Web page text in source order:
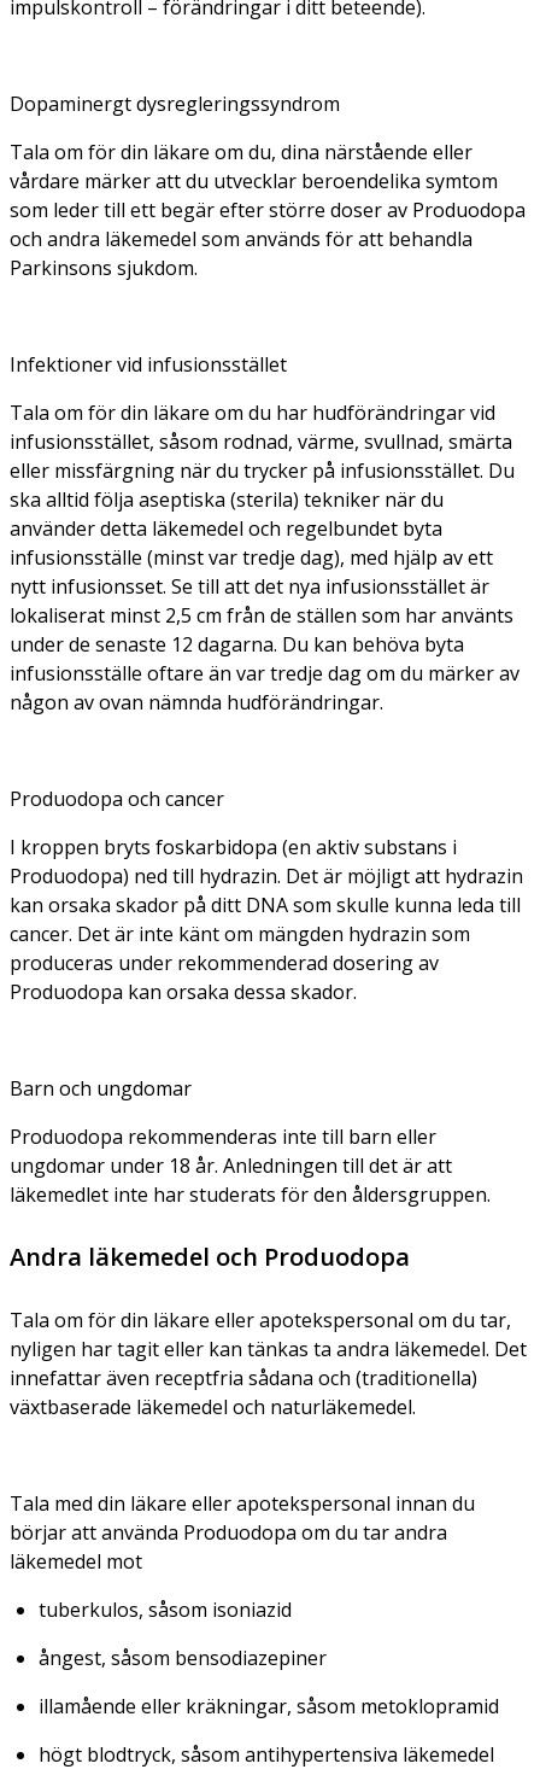
impulskontroll – förändringar i ditt beteende).
Dopaminergt dysregleringssyndrom
Tala om för din läkare om du, dina närstående eller
vårdare märker att du utvecklar beroendelika symtom
som leder till ett begär efter större doser av Produodopa
och andra läkemedel som används för att behandla
Parkinsons sjukdom.
Infektioner vid infusionsstället
Tala om för din läkare om du har hudförändringar vid
infusionsstället, såsom rodnad, värme, svullnad, smärta
eller missfärgning när du trycker på infusionsstället. Du
ska alltid följa aseptiska (sterila) tekniker när du
använder detta läkemedel och regelbundet byta
infusionsställe (minst var tredje dag), med hjälp av ett
nytt infusionsset. Se till att det nya infusionsstället är
lokaliserat minst 2,5 cm från de ställen som har använts
under de senaste 12 dagarna. Du kan behöva byta
infusionsställe oftare än var tredje dag om du märker av
någon av ovan nämnda hudförändringar.
Produodopa och cancer
I kroppen bryts foskarbidopa (en aktiv substans i
Produodopa) ned till hydrazin. Det är möjligt att hydrazin
kan orsaka skador på ditt DNA som skulle kunna leda till
cancer. Det är inte känt om mängden hydrazin som
produceras under rekommenderad dosering av
Produodopa kan orsaka dessa skador.
Barn och ungdomar
Produodopa rekommenderas inte till barn eller
ungdomar under 18 år. Anledningen till det är att
läkemedlet inte har studerats för den åldersgruppen.
Andra läkemedel och Produodopa
Tala om för din läkare eller apotekspersonal om du tar,
nyligen har tagit eller kan tänkas ta andra läkemedel. Det
innefattar även receptfria sådana och (traditionella)
växtbaserade läkemedel och naturläkemedel.
Tala med din läkare eller apotekspersonal innan du
börjar att använda Produodopa om du tar andra
läkemedel mot
tuberkulos, såsom isoniazid
ångest, såsom bensodiazepiner
illamående eller kräkningar, såsom metoklopramid
högt blodtryck, såsom antihypertensiva läkemedel